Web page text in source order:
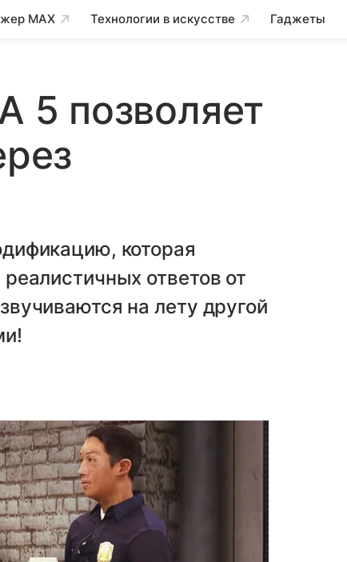
MAX Технологии в искусстве Гаджеты
5 позволяет
которая
ответов от
на лету другой